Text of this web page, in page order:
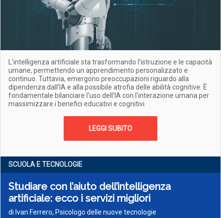
L'intelligenza artificiale sta trasformando l'istruzione e le capacità
umane, permettendo un apprendimento personalizzato e
continuo. Tuttavia, emergono preoccupazioni riguardo alla
dipendenza dall'IA e alla possibile atrofia delle abilità cognitive. È
fondamentale bilanciare l'uso dell'IA con l'interazione umana per
massimizzare i benefici educativi e cognitivi
LEGGI SUBITO
SCUOLA E TECNOLOGIE
Studiare con l’aiuto dell’intelligenza
artificiale: ecco i servizi migliori
di Ivan Ferrero, Psicologo delle nuove tecnologie